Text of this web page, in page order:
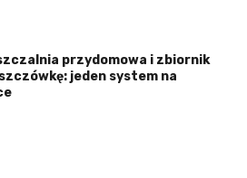
przydomowa i zbiornik
jeden system na